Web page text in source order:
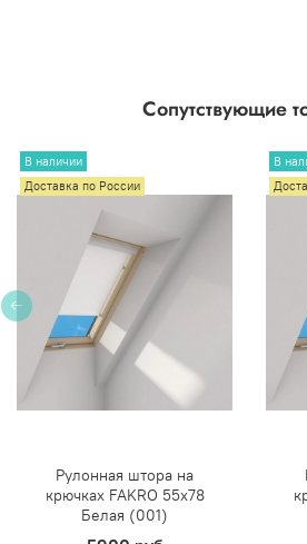
Сопутствующие
В наличии
Доставка по России
Рулонная штора на
крючках FAKRO 55х78
Белая (001)
В